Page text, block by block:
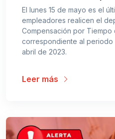
El lunes 15 de mayo es el
empleadores realicen el
Compensación por Tiempo
correspondiente al periodo
abril de 2023.
Leer más